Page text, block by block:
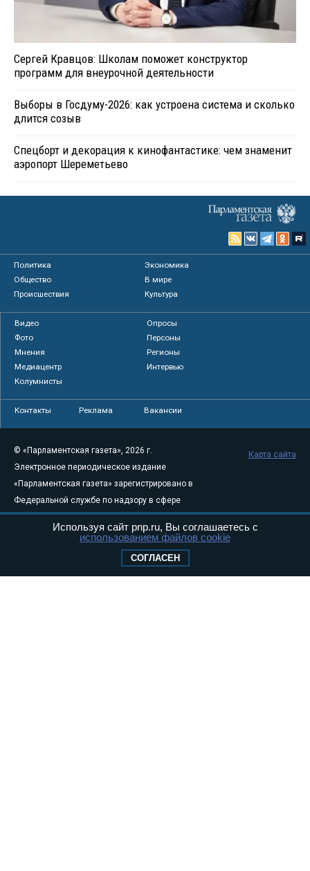
Сергей Кравцов: Школам поможет конструктор
программ для внеурочной деятельности
Выборы в Госдуму-2026: как устроена система и сколько
длится созыв
Спецборт и декорация к кинофантастике: чем знаменит
аэропорт Шереметьево
Политика
Экономика
Общество
В мире
Происшествия
Культура
Видео
Опросы
Фото
Персоны
Мнения
Регионы
Медиацентр
Интервью
Колумнисты
Контакты Реклама Вакансии
© «Парламентская газета», 2026 г.
Электронное периодическое издание
«Парламентская газета» зарегистрировано в
Федеральной службе по надзору в сфере
связи, информационных технологий и
массовых коммуникаций (Роскомнадзор) 05
Свидетельство о регистрации Эл № ФС77-
Карта сайта
Используя сайт pnp.ru, Вы соглашаетесь с
использованием файлов cookie
СОГЛАСЕН